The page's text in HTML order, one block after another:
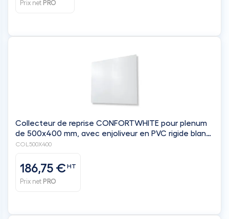
Prix net PRO
Collecteur de reprise CONFORTWHITE pour plenum
de 500x400 mm, avec enjoliveur en PVC rigide blanc
satiné classé M1, de 700x600 mm - Filtre inclus. -
COL500X400
186,75 €HT
Prix net PRO